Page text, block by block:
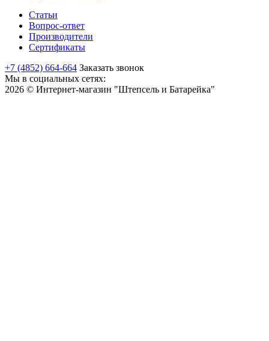
Статьи
Вопрос-ответ
Производители
Сертификаты
+7 (4852) 664-664 Заказать звонок
Мы в социальных сетях:
2026 © Интернет-магазин "Штепсель и Батарейка"